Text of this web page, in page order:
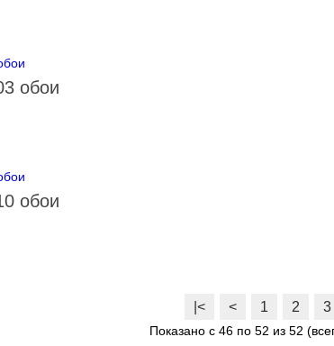
обои
обои
|< < 1 2 3
Показано с 46 по 52 из 52